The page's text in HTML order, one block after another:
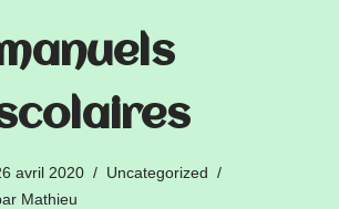
avril 2020
Uncategorized
Mathieu